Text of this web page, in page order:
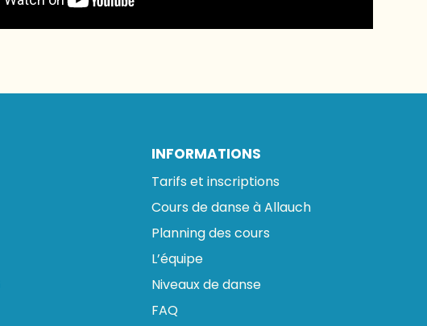
INFORMATIONS
Tarifs et inscriptions
Cours de danse à Allauch
Planning des cours
L’équipe
Niveaux de danse
FAQ